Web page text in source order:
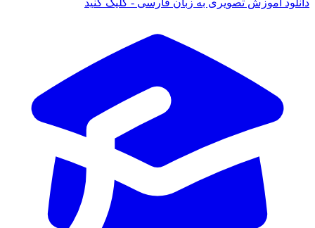
دانلود آموزش تصویری به زبان فارسی - کلیک کنید